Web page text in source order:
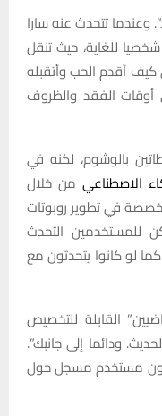
وعندما تتحدث عنه سارا
للغاية، حيث تنقل
كيف أقدم الحب وأتقبله
أوقات الفقد والظروف
بالوشوم، لكنه في
الاصطناعيمن خلال
في تطوير روبوتات
للمستخدمين التحدث
لو كانوا يتحدثون مع
القابلة للتخصيص
ودائما إلى جانبك”.
إن لديها أكثر من 42 مليون مستخدم مسجل حول